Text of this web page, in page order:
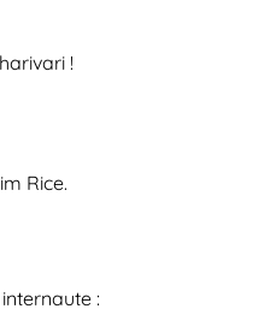
!
Rice.
: